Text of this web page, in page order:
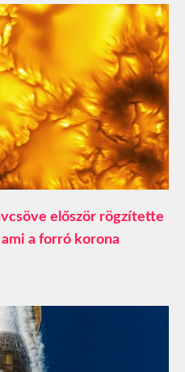
először rögzítette
a forró korona